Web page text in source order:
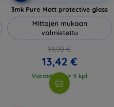
3mk Pure Matt protective glass
Mittojen mukaan
valmistettu
14,90 €
13,42 €
Varastossa > 5 kpl